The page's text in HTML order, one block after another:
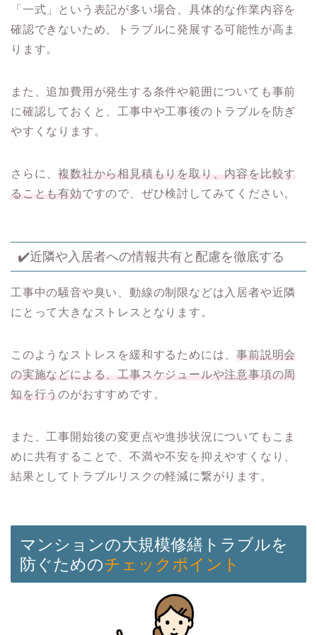
「一式」という表記が多い場合、具体的な作業内容を
確認できないため、トラブルに発展する可能性が高ま
ります。
また、追加費用が発生する条件や範囲についても事前
に確認しておくと、工事中や工事後のトラブルを防ぎ
やすくなります。
さらに、複数社から相見積もりを取り、内容を比較す
ることも有効ですので、ぜひ検討してみてください。
✔️近隣や入居者への情報共有と配慮を徹底する
工事中の騒音や臭い、動線の制限などは入居者や近隣
にとって大きなストレスとなります。
このようなストレスを緩和するためには、事前説明会
の実施などによる、工事スケジュールや注意事項の周
知を行うのがおすすめです。
また、工事開始後の変更点や進捗状況についてもこま
めに共有することで、不満や不安を抑えやすくなり、
結果としてトラブルリスクの軽減に繋がります。
マンションの大規模修繕トラブルを
防ぐためのチェックポイント